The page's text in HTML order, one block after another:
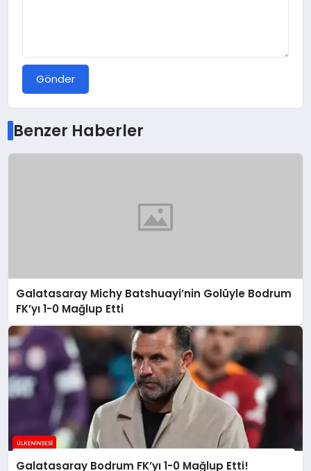
Gönder
Benzer Haberler
Galatasaray Michy Batshuayi’nin Golüyle Bodrum
FK’yı 1-0 Mağlup Etti
Galatasaray Bodrum FK’yı 1-0 Mağlup Etti!